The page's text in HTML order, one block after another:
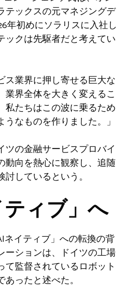
テックスの元マネジングデ
年初めにソラリスに入社し
ックは先駆者だと考えてい
ス業界に押し寄せる巨大な
業界全体を大きく変えるこ
私たちはこの波に乗るため
なものを作りました。」
ツの金融サービスプロバイ
動向を熱心に観察し、追随
しているという。
ティブ」へ
ネイティブ」への転換の背
ーションは、ドイツの工場
て監督されているロボット
ったと述べた。